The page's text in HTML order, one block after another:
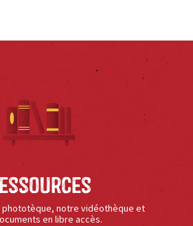
phototèque, notre vidéothèque et
en libre accès.